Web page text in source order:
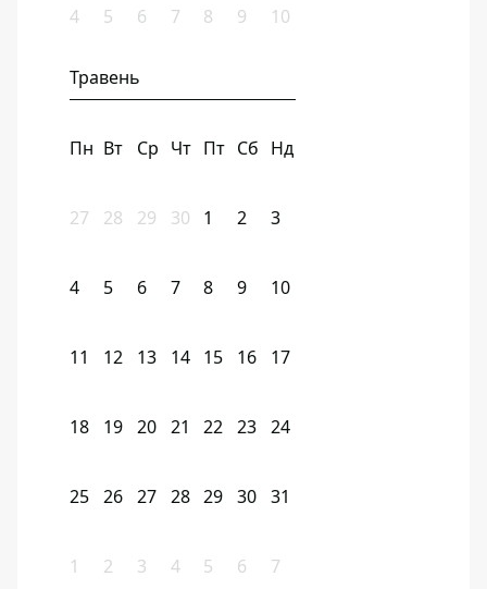
4 5 6 7 8 9 10
Травень
Пн Вт Ср Чт Пт Сб Нд
27 28 29 30 1 2 3
4 5 6 7 8 9 10
11 12 13 14 15 16 17
18 19 20 21 22 23 24
25 26 27 28 29 30 31
1 2 3 4 5 6 7